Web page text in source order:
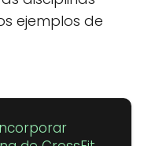
ejemplos de